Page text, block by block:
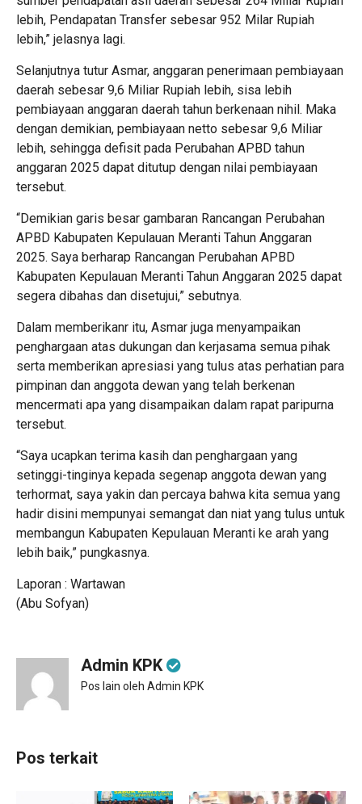
lebih, Pendapatan Transfer sebesar 952 Milar Rupiah
lebih,” jelasnya lagi.
Selanjutnya tutur Asmar, anggaran penerimaan pembiayaan
daerah sebesar 9,6 Miliar Rupiah lebih, sisa lebih
pembiayaan anggaran daerah tahun berkenaan nihil. Maka
dengan demikian, pembiayaan netto sebesar 9,6 Miliar
lebih, sehingga defisit pada Perubahan APBD tahun
anggaran 2025 dapat ditutup dengan nilai pembiayaan
tersebut.
“Demikian garis besar gambaran Rancangan Perubahan
APBD Kabupaten Kepulauan Meranti Tahun Anggaran
2025. Saya berharap Rancangan Perubahan APBD
Kabupaten Kepulauan Meranti Tahun Anggaran 2025 dapat
segera dibahas dan disetujui,” sebutnya.
Dalam memberikanr itu, Asmar juga menyampaikan
penghargaan atas dukungan dan kerjasama semua pihak
serta memberikan apresiasi yang tulus atas perhatian para
pimpinan dan anggota dewan yang telah berkenan
mencermati apa yang disampaikan dalam rapat paripurna
tersebut.
“Saya ucapkan terima kasih dan penghargaan yang
setinggi-tinginya kepada segenap anggota dewan yang
terhormat, saya yakin dan percaya bahwa kita semua yang
hadir disini mempunyai semangat dan niat yang tulus untuk
membangun Kabupaten Kepulauan Meranti ke arah yang
lebih baik,” pungkasnya.
Laporan : Wartawan
(Abu Sofyan)
Admin KPK
Pos lain oleh Admin KPK
Pos terkait